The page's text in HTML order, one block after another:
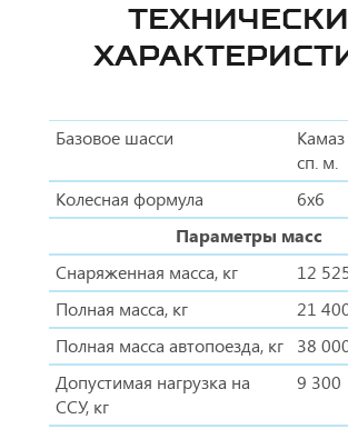
Базовое шасси
сп. м.
Колесная формула
6х6
Параметры масс
Снаряженная масса, кг
12
Полная масса, кг
21
Полная масса автопоезда, кг
38
Допустимая нагрузка на
ССУ, кг
9 300